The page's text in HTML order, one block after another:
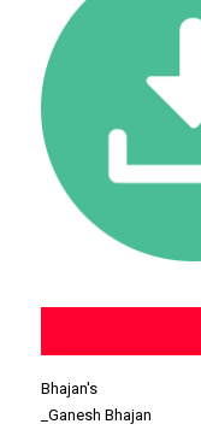
Bhajan's
_Ganesh Bhajan